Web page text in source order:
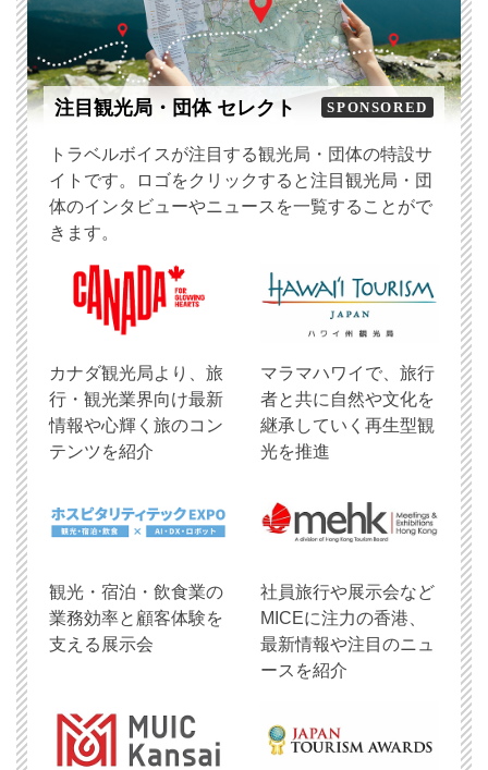
注目観光局・団体 セレクト SPONSORED
トラベルボイスが注目する観光局・団体の特設サ
イトです。ロゴをクリックすると注目観光局・団
体のインタビューやニュースを一覧することがで
きます。
​カナダ観光局より、旅
行・観光業界向け最新
情報や心輝く旅のコン
テンツを紹介
マラマハワイで、旅行
者と共に自然や文化を
継承していく再生型観
光を推進
観光・宿泊・飲食業の
業務効率と顧客体験を
支える展示会
社員旅行や展示会など
MICEに注力の香港、
最新情報や注目のニュ
ースを紹介